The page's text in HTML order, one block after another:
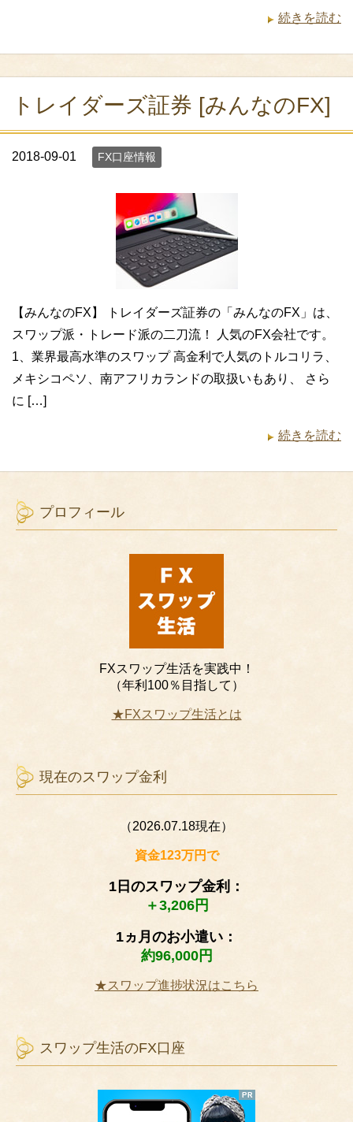
続きを読む
トレイダーズ証券 [みんなのFX]
2018-09-01 FX口座情報
【みんなのFX】 トレイダーズ証券の「みんなのFX」は、
スワップ派・トレード派の二刀流！ 人気のFX会社です。
1、業界最高水準のスワップ 高金利で人気のトルコリラ、
メキシコペソ、南アフリカランドの取扱いもあり、 さら
に […]
続きを読む
プロフィール
FXスワップ生活を実践中！
（年利100％目指して）
★FXスワップ生活とは
現在のスワップ金利
（2026.07.18現在）
資金123万円で
1日のスワップ金利：
＋3,206円
1ヵ月のお小遣い：
約96,000円
★スワップ進捗状況はこちら
スワップ生活のFX口座